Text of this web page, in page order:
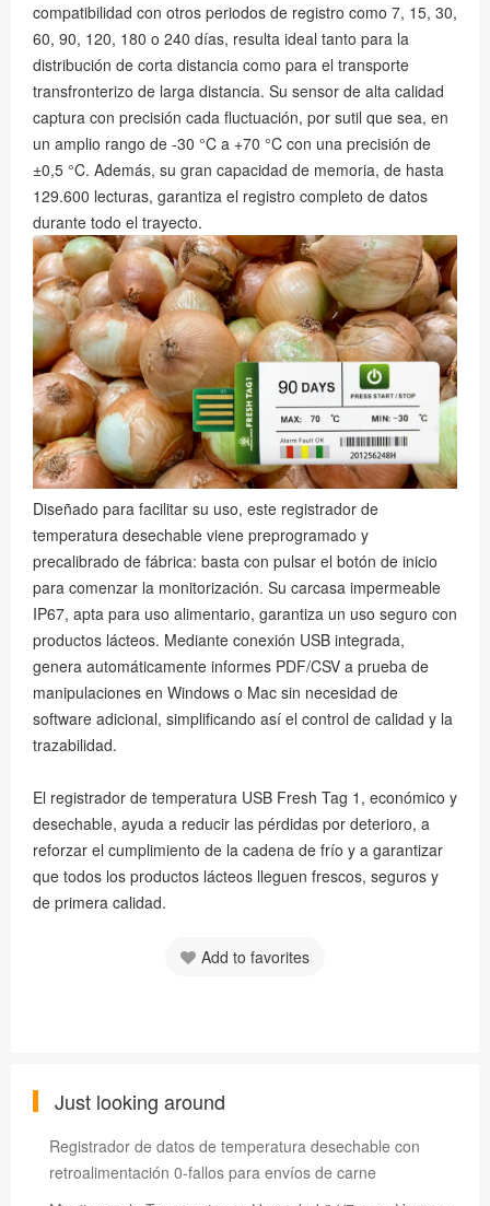
compatibilidad con otros periodos de registro como 7, 15, 30,
60, 90, 120, 180 o 240 días, resulta ideal tanto para la
distribución de corta distancia como para el transporte
transfronterizo de larga distancia. Su sensor de alta calidad
captura con precisión cada fluctuación, por sutil que sea, en
un amplio rango de -30 °C a +70 °C con una precisión de
±0,5 °C. Además, su gran capacidad de memoria, de hasta
129.600 lecturas, garantiza el registro completo de datos
durante todo el trayecto.
Diseñado para facilitar su uso, este registrador de
temperatura desechable viene preprogramado y
precalibrado de fábrica: basta con pulsar el botón de inicio
para comenzar la monitorización. Su carcasa impermeable
IP67, apta para uso alimentario, garantiza un uso seguro con
productos lácteos. Mediante conexión USB integrada,
genera automáticamente informes PDF/CSV a prueba de
manipulaciones en Windows o Mac sin necesidad de
software adicional, simplificando así el control de calidad y la
trazabilidad.
El registrador de temperatura USB Fresh Tag 1, económico y
desechable, ayuda a reducir las pérdidas por deterioro, a
reforzar el cumplimiento de la cadena de frío y a garantizar
que todos los productos lácteos lleguen frescos, seguros y
de primera calidad.
Add to favorites
Just looking around
Registrador de datos de temperatura desechable con
retroalimentación 0-fallos para envíos de carne